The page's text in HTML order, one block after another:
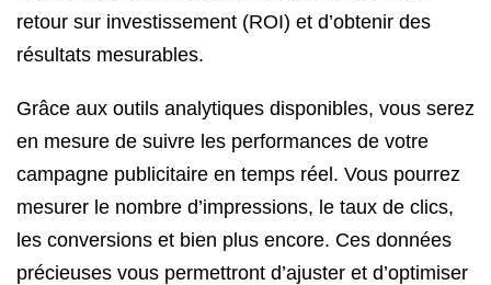
retour sur investissement (ROI) et d’obtenir des
résultats mesurables.
Grâce aux outils analytiques disponibles, vous serez
en mesure de suivre les performances de votre
campagne publicitaire en temps réel. Vous pourrez
mesurer le nombre d’impressions, le taux de clics,
les conversions et bien plus encore. Ces données
précieuses vous permettront d’ajuster et d’optimiser